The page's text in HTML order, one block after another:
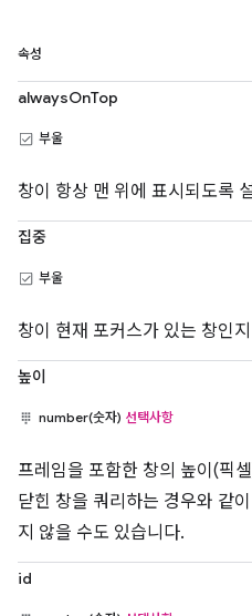
속성
alwaysOnTop
부울
창이 항상 맨 위에 표시되도록
집중
부울
창이 현재 포커스가 있는 창인
높이
number(숫자) 선택사항
프레임을 포함한 창의 높이(픽
닫힌 창을 쿼리하는 경우와 같이
지 않을 수도 있습니다.
id